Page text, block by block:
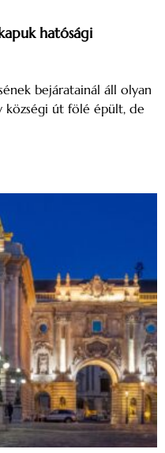
hatósági
bejáratainál áll olyan
községi út fölé épült, de